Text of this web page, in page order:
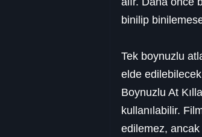
binilip
Tek boynuzlu
elde
Boynuzlu At
kullanılabilir.
edilemez,